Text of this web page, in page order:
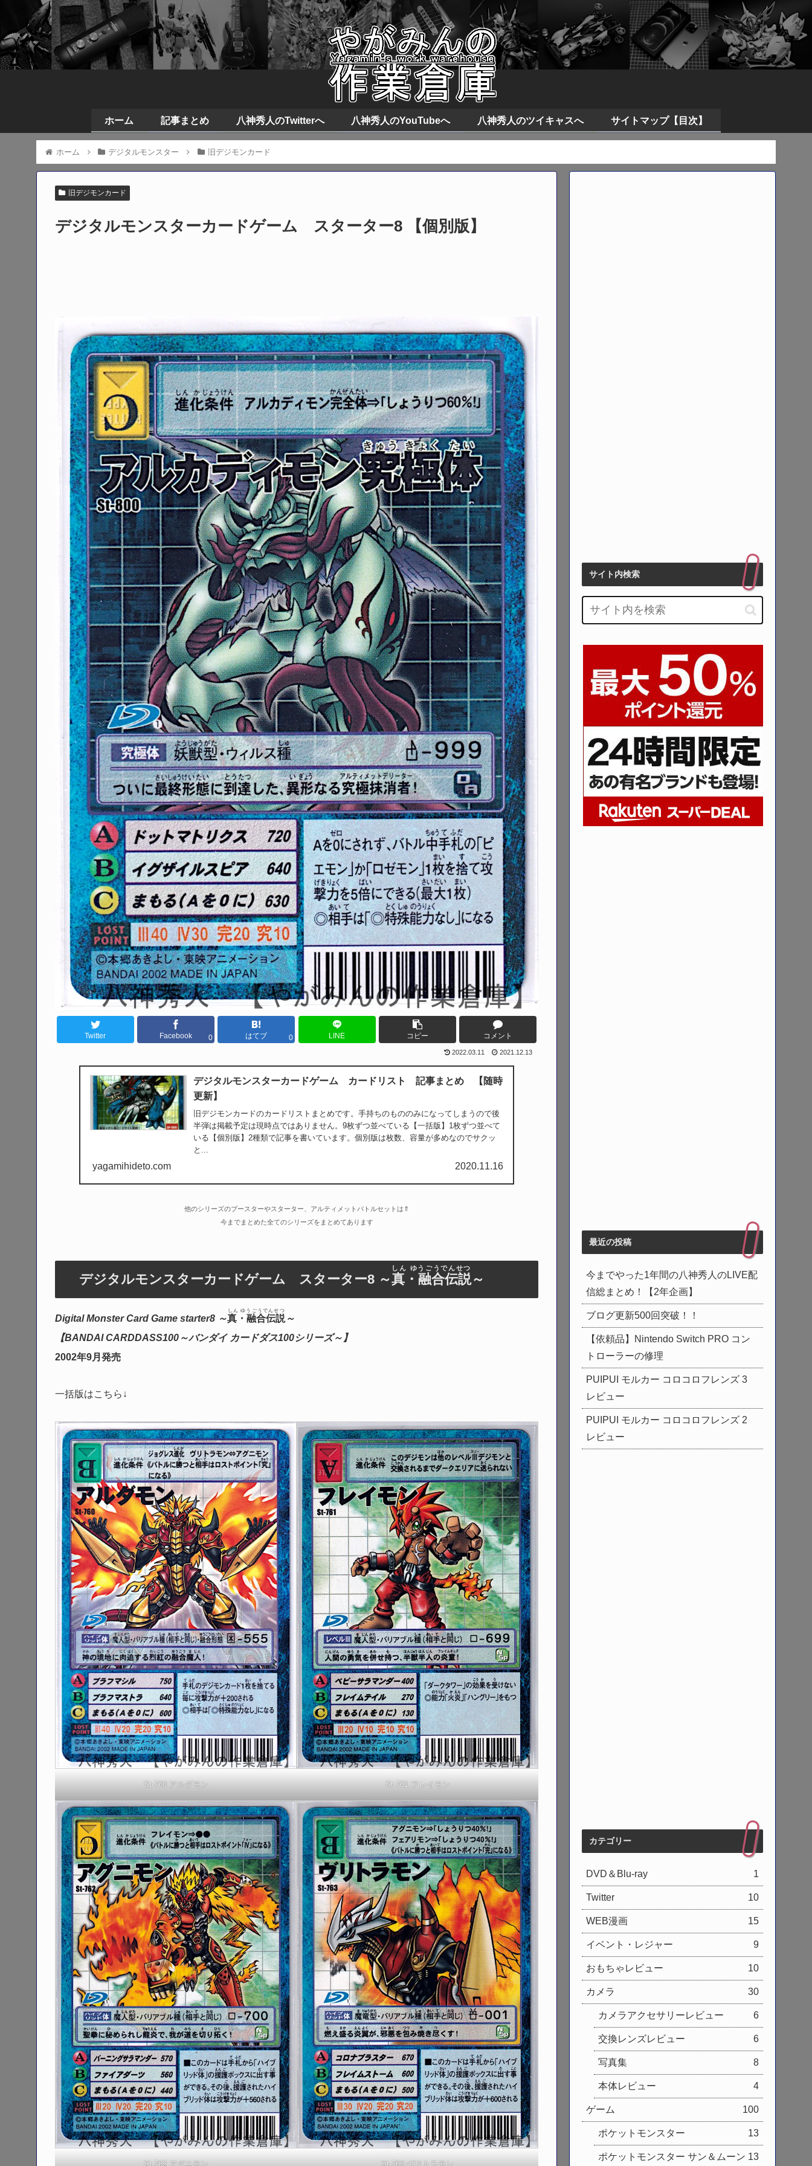
ホーム 記事まとめ 八神秀人のTwitterへ 八神秀人のYouTubeへ 八神秀人のツイキャスへ サイトマップ【目次】
ホーム デジタルモンスター 旧デジモンカード
旧デジモンカード
デジタルモンスターカードゲーム スターター8 【個別版】
Twitter Facebook 0 はてブ 0 LINE コピー コメント
2022.03.11 2021.12.13
デジタルモンスターカードゲーム カードリスト 記事まとめ 【随時
更新】
旧デジモンカードのカードリストまとめです。手持ちのもののみになってしまうので後
半弾は掲載予定は現時点ではありません。9枚ずつ並べている【一括版】1枚ずつ並べて
いる【個別版】2種類で記事を書いています。個別版は枚数、容量が多めなのでサクッ
と...
yagamihideto.com 2020.11.16
他のシリーズのブースターやスターター、アルティメットバトルセットは⇑
今までまとめた全てのシリーズをまとめてあります
デジタルモンスターカードゲーム スターター8 ～真・融合伝説
しん ゆうごうでんせつ
～
Digital Monster Card Game starter8 ～真・融合伝説
しん ゆうごうでんせつ
～
【BANDAI CARDDASS100～バンダイ カードダス100シリーズ～】
2002年9月発売
一括版はこちら↓
St-760 アルダモン St-761 フレイモン
St-762 アグニモン St-763 ヴリトラモン
サイト内検索
最近の投稿
今までやった1年間の八神秀人のLIVE配
信総まとめ！【2年企画】
ブログ更新500回突破！！
【依頼品】Nintendo Switch PRO コン
トローラーの修理
PUIPUI モルカー コロコロフレンズ 3
レビュー
PUIPUI モルカー コロコロフレンズ 2
レビュー
カテゴリー
DVD＆Blu-ray 1
Twitter 10
WEB漫画 15
イベント・レジャー 9
おもちゃレビュー 10
カメラ 30
カメラアクセサリーレビュー 6
交換レンズレビュー 6
写真集 8
本体レビュー 4
ゲーム 100
ポケットモンスター 13
ポケットモンスター サン＆ムーン 13